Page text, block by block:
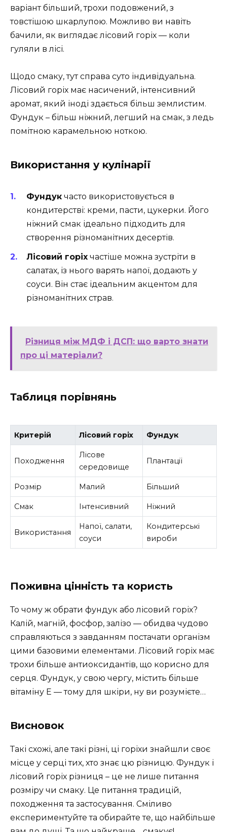
варіант більший, трохи подовжений, з
товстішою шкарлупою. Можливо ви навіть
бачили, як виглядає лісовий горіх — коли
гуляли в лісі.
Щодо смаку, тут справа суто індивідуальна.
Лісовий горіх має насичений, інтенсивний
аромат, який іноді здається більш землистим.
Фундук – більш ніжний, легший на смак, з ледь
помітною карамельною ноткою.
Використання у кулінарії
Фундук часто використовується в
кондитерстві: креми, пасти, цукерки. Його
ніжний смак ідеально підходить для
створення різноманітних десертів.
Лісовий горіх частіше можна зустріти в
салатах, із нього варять напої, додають у
соуси. Він стає ідеальним акцентом для
різноманітних страв.
Різниця між МДФ і ДСП: що варто знати
про ці матеріали?
Таблиця порівнянь
Критерій Лісовий горіх Фундук
Походження
Лісове
середовище
Плантації
Розмір Малий Більший
Смак Інтенсивний Ніжний
Використання
Напої, салати,
соуси
Кондитерські
вироби
Поживна цінність та користь
То чому ж обрати фундук або лісовий горіх?
Калій, магній, фосфор, залізо — обидва чудово
справляються з завданням постачати організм
цими базовими елементами. Лісовий горіх має
трохи більше антиоксидантів, що корисно для
серця. Фундук, у свою чергу, містить більше
вітаміну Е — тому для шкіри, ну ви розумієте…
Висновок
Такі схожі, але такі різні, ці горіхи знайшли своє
місце у серці тих, хто знає цю різницю. Фундук і
лісовий горіх різниця – це не лише питання
розміру чи смаку. Це питання традицій,
походження та застосування. Сміливо
експериментуйте та обирайте те, що найбільше